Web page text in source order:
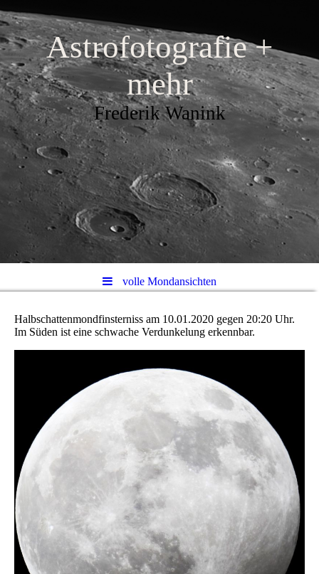
Astrofotografie +
mehr
Frederik Wanink
volle Mondansichten
Halbschattenmondfinsterniss am 10.01.2020 gegen 20:20 Uhr.
Im Süden ist eine schwache Verdunkelung erkennbar.